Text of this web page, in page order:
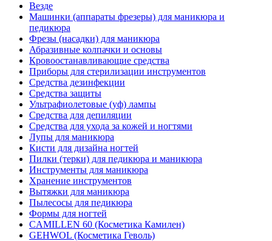
Везде
Машинки (аппараты фрезеры) для маникюра и
педикюра
Фрезы (насадки) для маникюра
Абразивные колпачки и основы
Кровоостанавливающие средства
Приборы для стерилизации инструментов
Средства дезинфекции
Средства защиты
Ультрафиолетовые (уф) лампы
Средства для депиляции
Средства для ухода за кожей и ногтями
Лупы для маникюра
Кисти для дизайна ногтей
Пилки (терки) для педикюра и маникюра
Инструменты для маникюра
Хранение инструментов
Вытяжки для маникюра
Пылесосы для педикюра
Формы для ногтей
CAMILLEN 60 (Косметика Камилен)
GEHWOL (Косметика Геволь)